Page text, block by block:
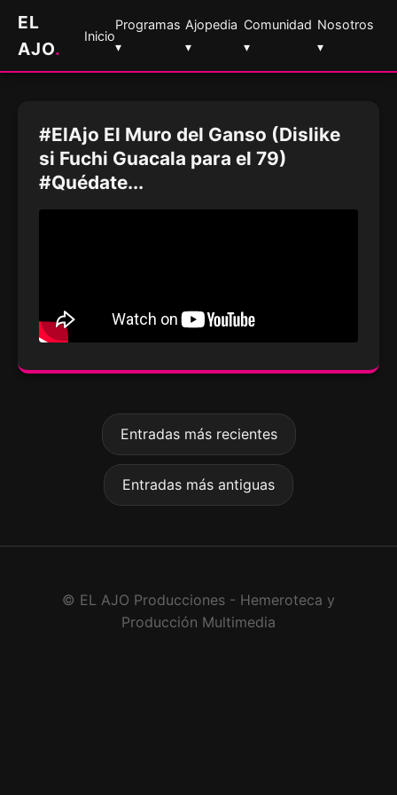
EL
AJO.
Inicio
Programas
▾
Ajopedia
▾
Comunidad
▾
Nosotros
▾
#ElAjo El Muro del Ganso (Dislike
si Fuchi Guacala para el 79)
#Quédate...
Entradas más recientes
Entradas más antiguas
© EL AJO Producciones - Hemeroteca y
Producción Multimedia